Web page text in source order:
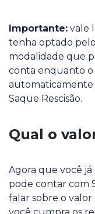
Importante: vale
tenha optado
modalidade que
conta enquanto o
automaticamente
Saque Rescisão.
Qual o
Agora que você
pode contar com
falar sobre o